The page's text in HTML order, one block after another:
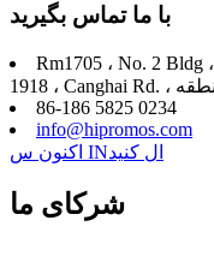
با ما تماس بگیرید
Rm1705 ، No. 2 Bldg ، مرکز تجارت Shangdong ، No.20 ، Lane
86-186 5825 0234
info@hipromos.com
اکنون س INال کنید
شرکای ما